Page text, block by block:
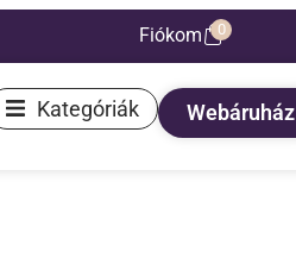
Fiókom 0
Kategóriák Webáruház